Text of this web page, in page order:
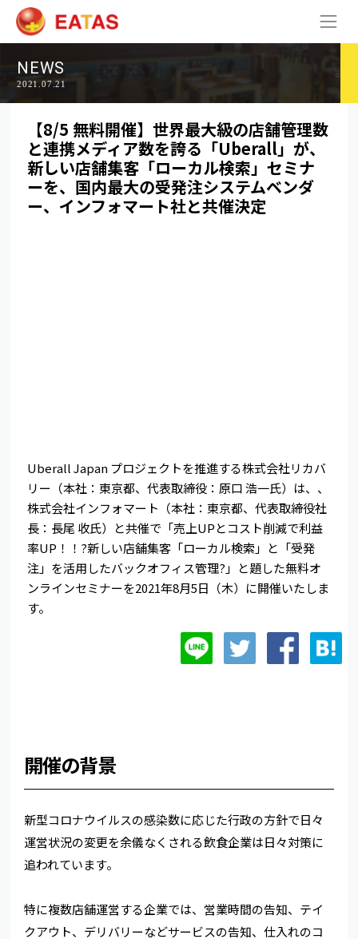
NEWS
2021.07.21
【8/5 無料開催】世界最大級の店舗管理数
と連携メディア数を誇る「Uberall」が、
新しい店舗集客「ローカル検索」セミナ
ーを、国内最大の受発注システムベンダ
ー、インフォマート社と共催決定
Uberall Japan プロジェクトを推進する株式会社リカバ
リー（本社：東京都、代表取締役：原口 浩一氏）は、、
株式会社インフォマート（本社：東京都、代表取締役社
長：長尾 收氏）と共催で「売上UPとコスト削減で利益
率UP！！?新しい店舗集客「ローカル検索」と「受発
注」を活用したバックオフィス管理?」と題した無料オ
ンラインセミナーを2021年8月5日（木）に開催いたしま
す。
開催の背景
新型コロナウイルスの感染数に応じた行政の方針で日々
運営状況の変更を余儀なくされる飲食企業は日々対策に
追われています。
特に複数店舗運営する企業では、営業時間の告知、テイ
クアウト、デリバリーなどサービスの告知、仕入れのコ